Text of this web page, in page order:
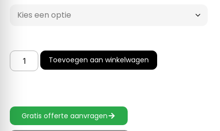
Toevoegen aan winkelwagen
Gratis offerte aanvragen